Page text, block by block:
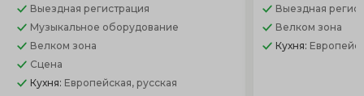
Выездная регистрация
Музыкальное оборудование
Велком зона
Сцена
Кухня: Европейская, русская
Выездная
Велком зона
Кухня: